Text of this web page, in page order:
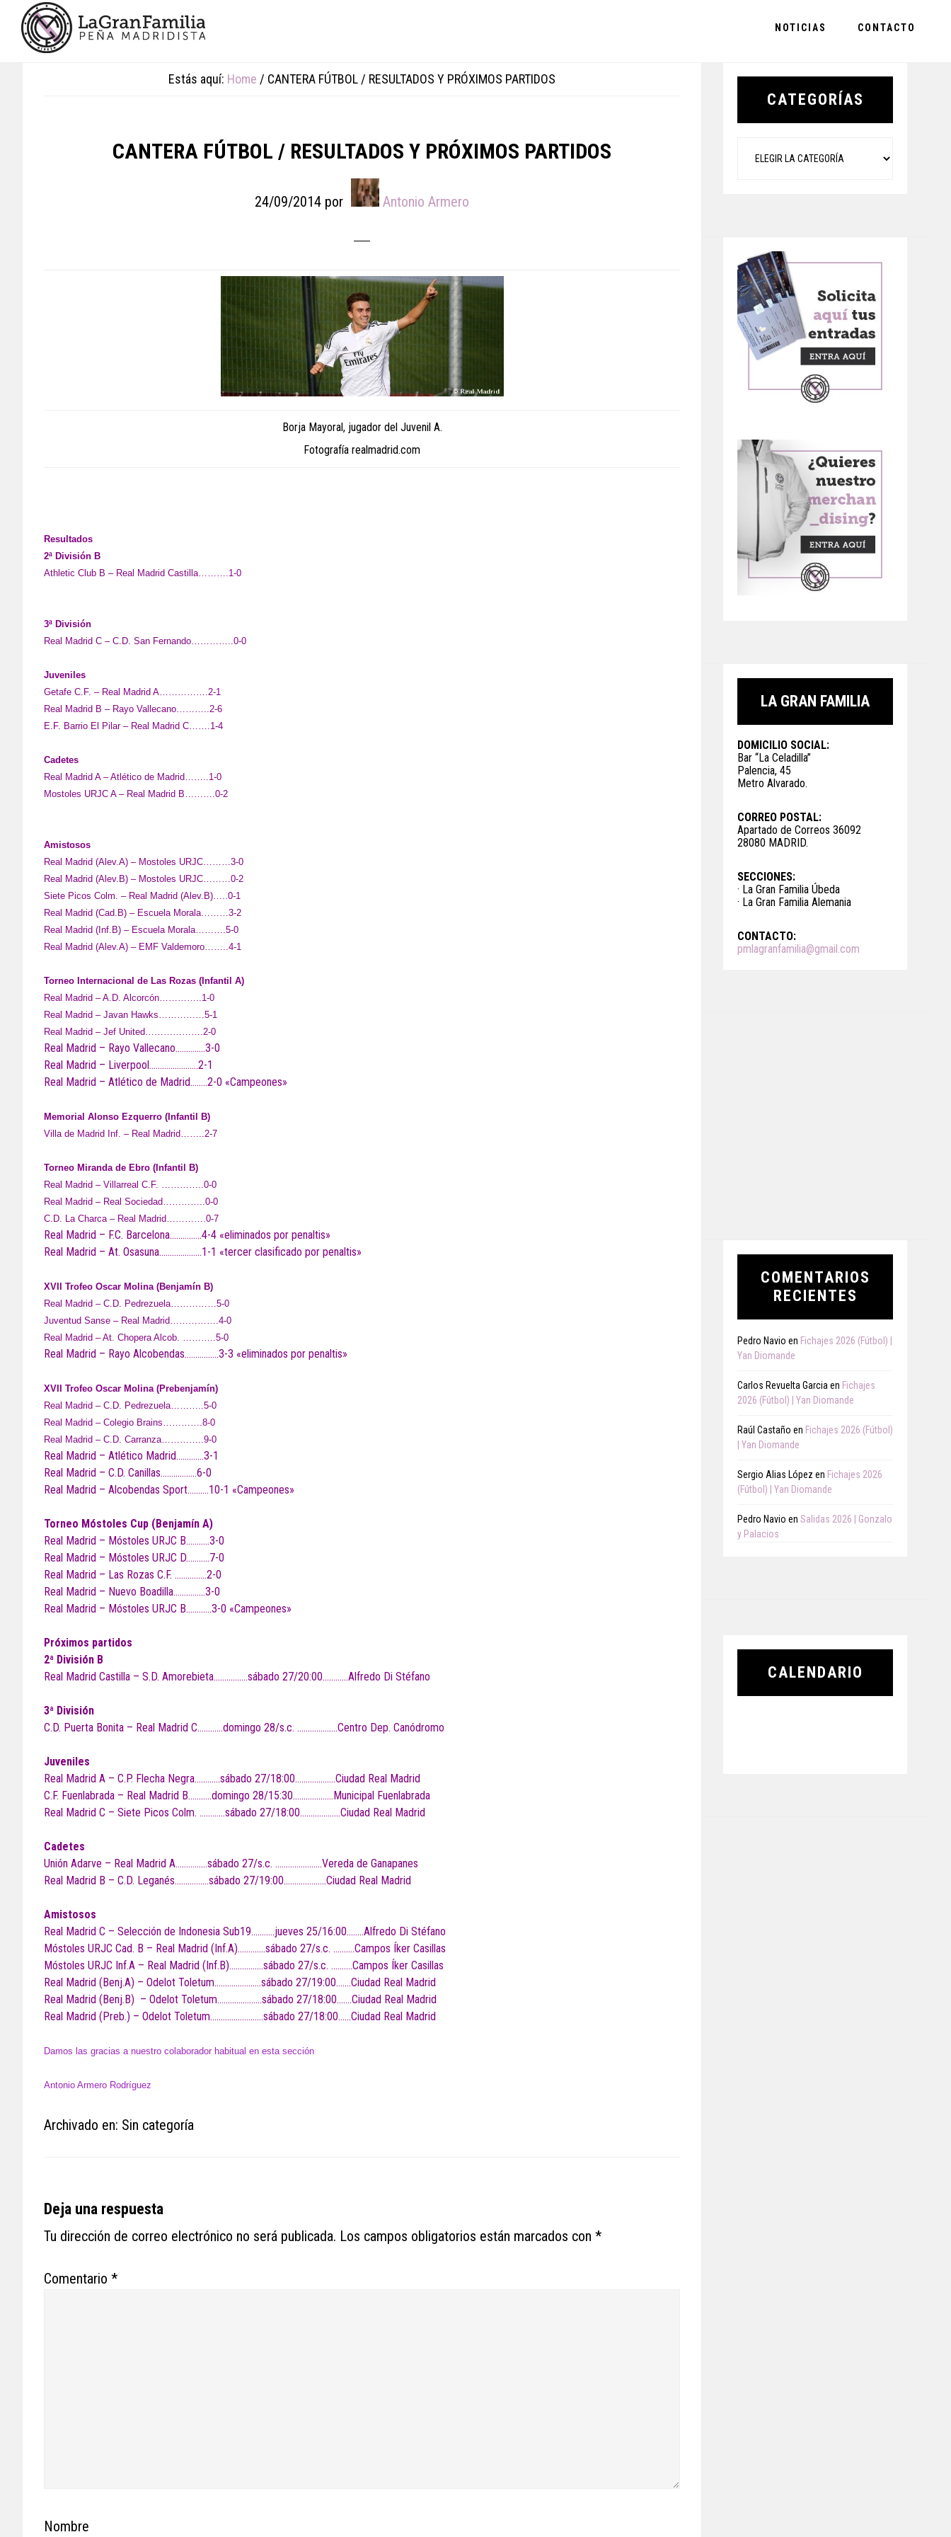
primary
footer
NOTICIAS CONTACTO
Estás aquí: Home / CANTERA FÚTBOL / RESULTADOS Y PRÓXIMOS PARTIDOS
CANTERA FÚTBOL / RESULTADOS Y PRÓXIMOS PARTIDOS
24/09/2014 por Antonio Armero
Borja Mayoral, jugador del Juvenil A.
Fotografía realmadrid.com
Resultados
2ª División B
Athletic Club B – Real Madrid Castilla……….1-0
3ª División
Real Madrid C – C.D. San Fernando…………..0-0
Juveniles
Getafe C.F. – Real Madrid A…………….2-1
Real Madrid B – Rayo Vallecano………..2-6
E.F. Barrio El Pilar – Real Madrid C…….1-4
Cadetes
Real Madrid A – Atlético de Madrid……..1-0
Mostoles URJC A – Real Madrid B……….0-2
Amistosos
Real Madrid (Alev.A) – Mostoles URJC………3-0
Real Madrid (Alev.B) – Mostoles URJC………0-2
Siete Picos Colm. – Real Madrid (Alev.B)…..0-1
Real Madrid (Cad.B) – Escuela Morala………3-2
Real Madrid (Inf.B) – Escuela Morala……….5-0
Real Madrid (Alev.A) – EMF Valdemoro……..4-1
Torneo Internacional de Las Rozas (Infantil A)
Real Madrid – A.D. Alcorcón…………..1-0
Real Madrid – Javan Hawks……………5-1
Real Madrid – Jef United……………….2-0
Real Madrid – Rayo Vallecano…………..3-0
Real Madrid – Liverpool…………………..2-1
Real Madrid – Atlético de Madrid……..2-0 «Campeones»
Memorial Alonso Ezquerro (Infantil B)
Villa de Madrid Inf. – Real Madrid……..2-7
Torneo Miranda de Ebro (Infantil B)
Real Madrid – Villarreal C.F. …………..0-0
Real Madrid – Real Sociedad…………..0-0
C.D. La Charca – Real Madrid………….0-7
Real Madrid – F.C. Barcelona……………4-4 «eliminados por penaltis»
Real Madrid – At. Osasuna………………..1-1 «tercer clasificado por penaltis»
XVII Trofeo Oscar Molina (Benjamín B)
Real Madrid – C.D. Pedrezuela……………5-0
Juventud Sanse – Real Madrid…………….4-0
Real Madrid – At. Chopera Alcob. ………..5-0
Real Madrid – Rayo Alcobendas…………….3-3 «eliminados por penaltis»
XVII Trofeo Oscar Molina (Prebenjamín)
Real Madrid – C.D. Pedrezuela………..5-0
Real Madrid – Colegio Brains………….8-0
Real Madrid – C.D. Carranza…………..9-0
Real Madrid – Atlético Madrid………….3-1
Real Madrid – C.D. Canillas……………..6-0
Real Madrid – Alcobendas Sport……….10-1 «Campeones»
Torneo Móstoles Cup (Benjamín A)
Real Madrid – Móstoles URJC B………..3-0
Real Madrid – Móstoles URJC D………..7-0
Real Madrid – Las Rozas C.F. ……………2-0
Real Madrid – Nuevo Boadilla……………3-0
Real Madrid – Móstoles URJC B…………3-0 «Campeones»
Próximos partidos
2ª División B
Real Madrid Castilla – S.D. Amorebieta…………….sábado 27/20:00…………Alfredo Di Stéfano
3ª División
C.D. Puerta Bonita – Real Madrid C…………domingo 28/s.c. ……………….Centro Dep. Canódromo
Juveniles
Real Madrid A – C.P. Flecha Negra…………sábado 27/18:00……………….Ciudad Real Madrid
C.F. Fuenlabrada – Real Madrid B………..domingo 28/15:30……………….Municipal Fuenlabrada
Real Madrid C – Siete Picos Colm. …………sábado 27/18:00……………….Ciudad Real Madrid
Cadetes
Unión Adarve – Real Madrid A……………sábado 27/s.c. ………………….Vereda de Ganapanes
Real Madrid B – C.D. Leganés…………….sábado 27/19:00………………..Ciudad Real Madrid
Amistosos
Real Madrid C – Selección de Indonesia Sub19………..jueves 25/16:00……..Alfredo Di Stéfano
Móstoles URJC Cad. B – Real Madrid (Inf.A)………….sábado 27/s.c. ……….Campos Íker Casillas
Móstoles URJC Inf.A – Real Madrid (Inf.B)…………….sábado 27/s.c. ……….Campos Íker Casillas
Real Madrid (Benj.A) – Odelot Toletum………………….sábado 27/19:00…….Ciudad Real Madrid
Real Madrid (Benj.B) – Odelot Toletum…………………sábado 27/18:00…….Ciudad Real Madrid
Real Madrid (Preb.) – Odelot Toletum…………………….sábado 27/18:00……Ciudad Real Madrid
Damos las gracias a nuestro colaborador habitual en esta sección
Antonio Armero Rodríguez
Archivado en: Sin categoría
Reader
Interactions
Deja una respuesta
Tu dirección de correo electrónico no será publicada. Los campos obligatorios están marcados con *
Comentario *
Nombre
Primary
CATEGORÍAS
LA GRAN FAMILIA
DOMICILIO SOCIAL:
Bar “La Celadilla”
Palencia, 45
Metro Alvarado.
CORREO POSTAL:
Apartado de Correos 36092
28080 MADRID.
SECCIONES:
· La Gran Familia Úbeda
· La Gran Familia Alemania
CONTACTO:
pmlagranfamilia@gmail.com
COMENTARIOS
RECIENTES
Pedro Navio en Fichajes 2026 (Fútbol) |
Yan Diomande
Carlos Revuelta Garcia en Fichajes
2026 (Fútbol) | Yan Diomande
Raúl Castaño en Fichajes 2026 (Fútbol)
| Yan Diomande
Sergio Alias López en Fichajes 2026
(Fútbol) | Yan Diomande
Pedro Navio en Salidas 2026 | Gonzalo
y Palacios
CALENDARIO